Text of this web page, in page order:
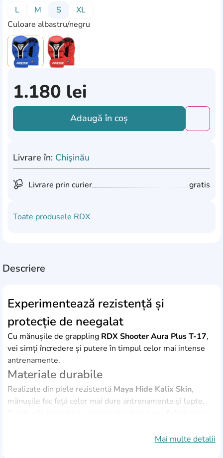
Culoare albastru/negru
L
M S XL
1.180 lei
Adaugă în coș
Livrare în: Chişinău
Livrare prin curier gratis
Toate produsele RDX
Descriere
Experimentează rezistență și
protecție de neegalat
Cu mănușile de grappling RDX Shooter Aura Plus T-17,
vei simți încredere și putere în timpul celor mai intense
antrenamente.
Materiale durabile
Realizate din piele rezistentă Maya Hide Kalix Skin,
mănușile fac față celor mai dure antrenamente și lupte.
Mai multe detalii